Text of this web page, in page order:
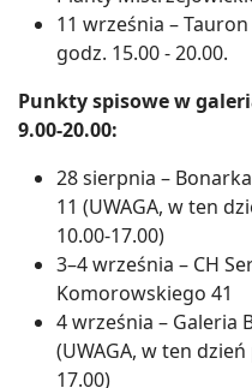
11 września –
godz. 15.00 - 20.00.
Punkty spisowe w
9.00-20.00:
28 sierpnia –
11 (UWAGA, w ten
10.00-17.00)
3–4 września – CH
Komorowskiego 41
4 września – Galeria
(UWAGA, w ten
17.00)